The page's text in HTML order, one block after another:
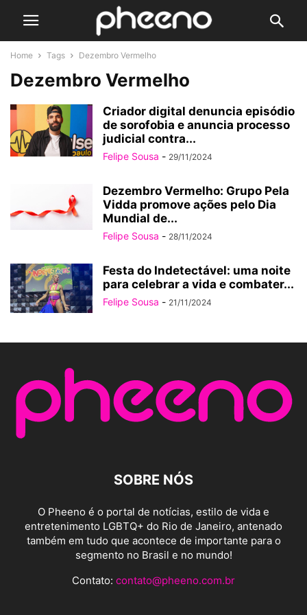
Home Tags Dezembro Vermelho
Dezembro Vermelho
Criador digital denuncia episódio
de sorofobia e anuncia processo
judicial contra...
Felipe Sousa - 29/11/2024
Dezembro Vermelho: Grupo Pela
Vidda promove ações pelo Dia
Mundial de...
Felipe Sousa - 28/11/2024
Festa do Indetectável: uma noite
para celebrar a vida e combater...
Felipe Sousa - 21/11/2024
SOBRE NÓS
O Pheeno é o portal de notícias, estilo de vida e
entretenimento LGBTQ+ do Rio de Janeiro, antenado
também em tudo que acontece de importante para o
segmento no Brasil e no mundo!
Contato: contato@pheeno.com.br